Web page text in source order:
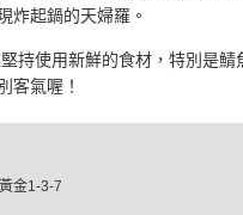
炸起鍋的天婦羅。
持使用新鮮的食材，特別是
客氣喔！
金1-3-7